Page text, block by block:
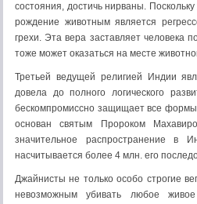
состояния, достичь нирваны.
рождение животным является
грехи. Эта вера заставляет человека
тоже может оказаться на месте
Третьей ведущей религией Индии
довела до полного логического
бескомпромиссно защищает все
основан святым Пророком
значительное распространение
насчитывается более 4 млн. его
Джайнисты не только особо строгие
невозможным убивать любое